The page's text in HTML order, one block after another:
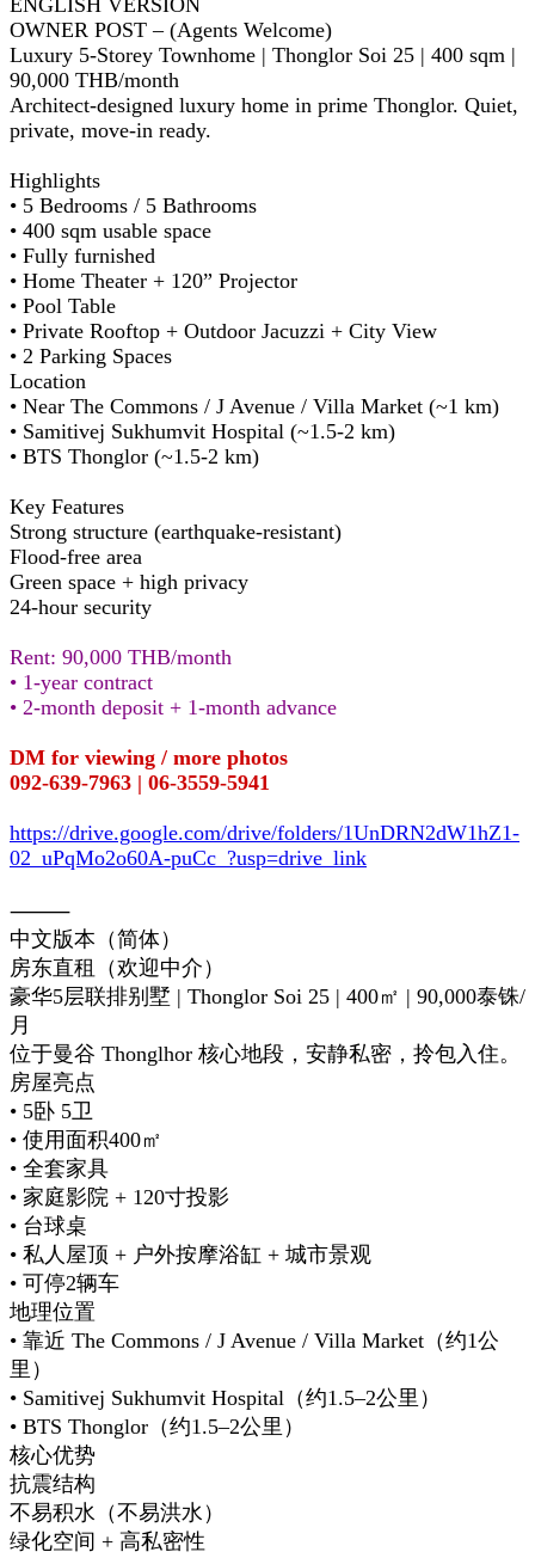
OWNER POST – (Agents Welcome)
Luxury 5-Storey Townhome | Thonglor Soi 25 | 400 sqm |
90,000 THB/month
Architect-designed luxury home in prime Thonglor. Quiet,
private, move-in ready.
Highlights
• 5 Bedrooms / 5 Bathrooms
• 400 sqm usable space
• Fully furnished
• Home Theater + 120” Projector
• Pool Table
• Private Rooftop + Outdoor Jacuzzi + City View
• 2 Parking Spaces
Location
• Near The Commons / J Avenue / Villa Market (~1 km)
• Samitivej Sukhumvit Hospital (~1.5-2 km)
• BTS Thonglor (~1.5-2 km)
Key Features
Strong structure (earthquake-resistant)
Flood-free area
Green space + high privacy
24-hour security
Rent: 90,000 THB/month
• 1-year contract
• 2-month deposit + 1-month advance
DM for viewing / more photos
092-639-7963 | 06-3559-5941
https://drive.google.com/drive/folders/1UnDRN2dW1hZ1-
02_uPqMo2o60A-puCc_?usp=drive_link
⸻
中文版本（简体）
房东直租（欢迎中介）
豪华5层联排别墅 | Thonglor Soi 25 | 400㎡ | 90,000泰铢/
月
位于曼谷 Thonglhor 核心地段，安静私密，拎包入住。
房屋亮点
• 5卧 5卫
• 使用面积400㎡
• 全套家具
• 家庭影院 + 120寸投影
• 台球桌
• 私人屋顶 + 户外按摩浴缸 + 城市景观
• 可停2辆车
地理位置
• 靠近 The Commons / J Avenue / Villa Market（约1公
里）
• Samitivej Sukhumvit Hospital（约1.5–2公里）
• BTS Thonglor（约1.5–2公里）
核心优势
抗震结构
不易积水（不易洪水）
绿化空间 + 高私密性